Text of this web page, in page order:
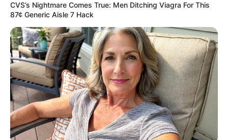
CVS’s Nightmare Comes True: Men Ditching Viagra For This
87¢ Generic Aisle 7 Hack